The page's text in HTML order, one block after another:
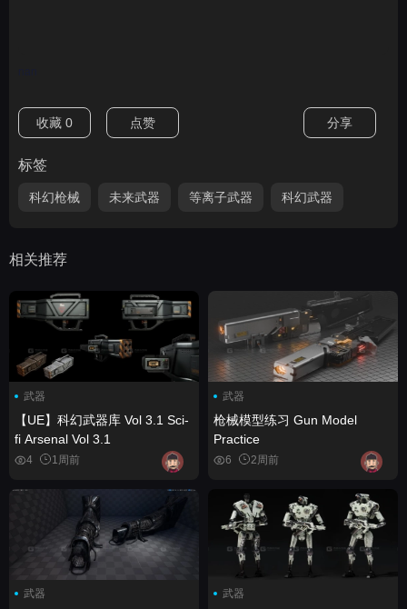
收藏 0 点赞 分享
标签
科幻枪械 未来武器 等离子武器 科幻武器
相关推荐
武器
【UE】科幻武器库 Vol 3.1 Sci-
fi Arsenal Vol 3.1
4 1周前
武器
枪械模型练习 Gun Model
Practice
6 2周前
武器 武器